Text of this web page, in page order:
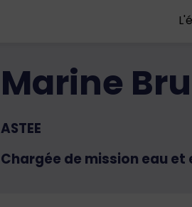
Marine
ASTEE
Chargée de mission eau